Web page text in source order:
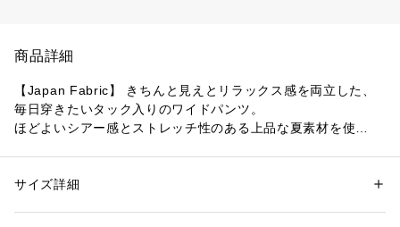
商品詳細
【Japan Fabric】 きちんと見えとリラックス感を両立した、
毎日穿きたいタック入りのワイドパンツ。
ほどよいシアー感とストレッチ性のある上品な夏素材を使
を叶えつつ、ウエストはバックゴム仕様でリラックスした楽な
性別：レディース
素材：（表地） ポリエステル 52% アセテート 48% （裏地） ポリエステ
サイズ詳細